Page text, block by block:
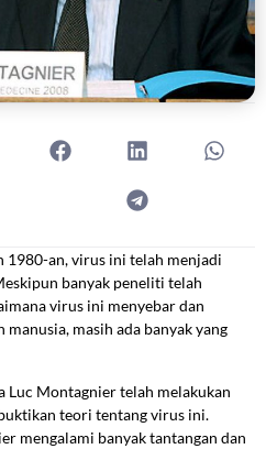
1980-an, virus ini telah menjadi
banyak peneliti telah
virus ini menyebar dan
masih ada banyak yang
Luc Montagnier telah melakukan
teori tentang virus ini.
mengalami banyak tantangan dan